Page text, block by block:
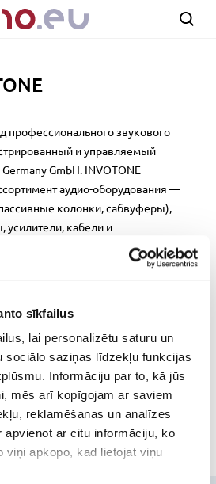
sīkfailus
lai personalizētu saturu un
sociālo saziņas līdzekļu funkcijas
Informāciju par to, kā jūs
mēs arī kopīgojam ar saviem
reklamēšanas un analīzes
apvienot ar citu informāciju, ko
viņi apkopo, kad lietojat viņu
профессионального звукового
и управляемый
GmbH. INVOTONE
аудио-оборудования —
колонки, сабвуферы),
кабели и
Бренд ориентирован на
и проектных студий до живых
мероприятий, предлагая
и качества при соблюдении
звука.